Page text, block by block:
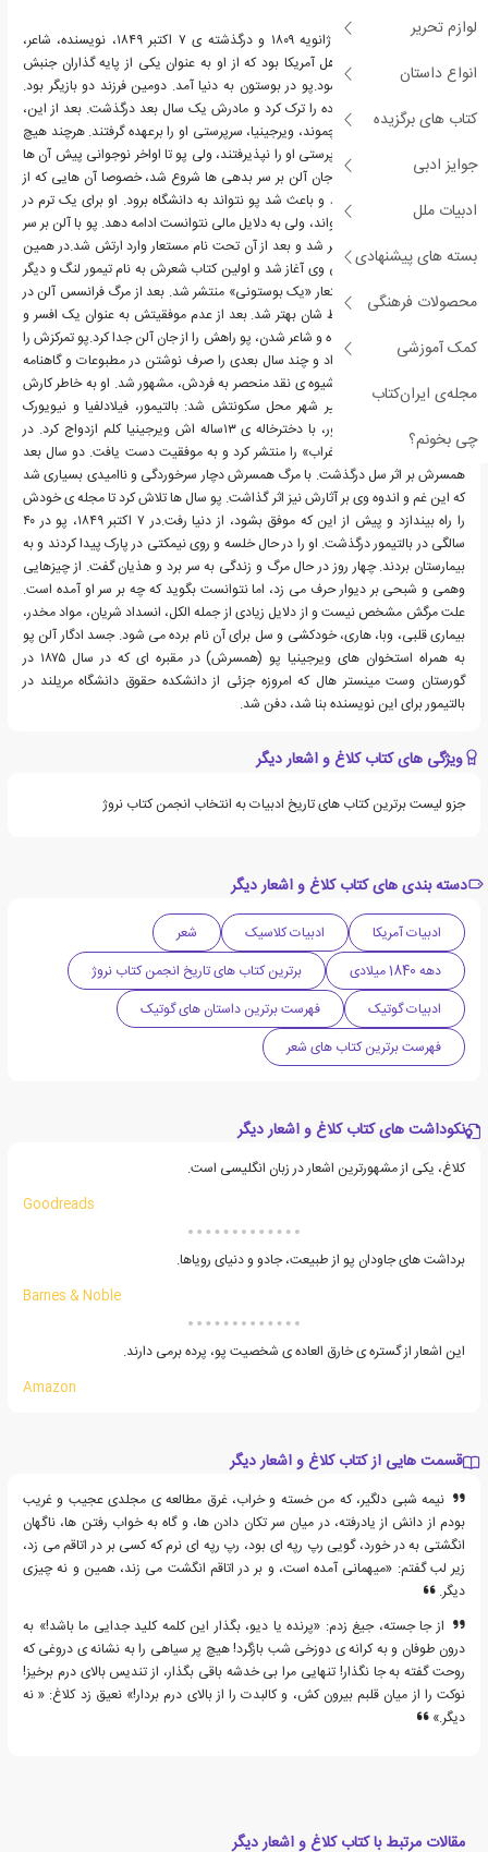
لوازم تحریر
انواع داستان
کتاب های برگزیده
جوایز ادبی
ادبیات ملل
بسته های پیشنهادی
محصولات فرهنگی
کمک آموزشی
مجله‌ی ایران‌کتاب
چی بخونم؟
ادگار آلن پو، زاده ی ۱۹ ژانویه ۱۸۰۹ و درگذشته ی ۷ اکتبر ۱۸۴۹، نویسنده، شاعر،
ویراستار و منتقد ادبی اهل آمریکا بود که از او به عنوان یکی از پایه گذاران جنبش
رمانتیک آمریکا یاد می شود.پو در بوستون به دنیا آمد. دومین فرزند دو بازیگر بود.
پدرش در سال ۱۸۱۰ خانواده را ترک کرد و مادرش یک سال بعد درگذشت. بعد از این،
جان و فرانسس آلن از ریچموند، ویرجینیا، سرپرستی او را برعهده گرفتند. هرچند هیچ
وقت به صورت رسمی سرپرستی او را نپذیرفتند، ولی پو تا اواخر نوجوانی پیش آن ها
بود. تنش ها بین ادگار و جان آلن بر سر بدهی ها شروع شد، خصوصا آن هایی که از
طریق قمار ایجاد شده بود و باعث شد پو نتواند به دانشگاه برود. او برای یک ترم در
دانشگاه ویرجینیا درس خواند، ولی به دلایل مالی نتوانست ادامه دهد. پو با آلن بر سر
مخارج تحصیلی اش درگیر شد و بعد از آن تحت نام مستعار وارد ارتش شد.در همین
زمان بود که کار نویسندگی وی آغاز شد و اولین کتاب شعرش به نام تیمور لنگ و دیگر
اشعار (۱۸۲۷) و با نام مستعار «یک بوستونی» منتشر شد. بعد از مرگ فرانسس آلن در
۱۸۲۹، پو و جان آلن روابط شان بهتر شد. بعد از عدم موفقیتش به عنوان یک افسر و
خواستش مبنی بر نویسنده و شاعر شدن، پو راهش را از جان آلن جدا کرد.پو تمرکزش را
از شعر به روی نثر تغییر داد و چند سال بعدی را صرف نوشتن در مطبوعات و گاهنامه
های ادبی کرد و به خاطر شیوه ی نقد منحصر به فردش، مشهور شد. او به خاطر کارش
چندین بار مجبور به تغییر شهر محل سکونتش شد: بالتیمور، فیلادلفیا و نیویورک
سیتی.در ۱۸۳۵ در بالتیمور، با دخترخاله ی ۱۳ساله اش ویرجینیا کلم ازدواج کرد. در
ژانویه ی ۱۸۴۵ پو شعر «غراب» را منتشر کرد و به موفقیت دست یافت. دو سال بعد
همسرش بر اثر سل درگذشت. با مرگ همسرش دچار سرخوردگی و ناامیدی بسیاری شد
که این غم و اندوه وی بر آثارش نیز اثر گذاشت. پو سال ها تلاش کرد تا مجله ی خودش
را راه بیندازد و پیش از این که موفق بشود، از دنیا رفت.در ۷ اکتبر ۱۸۴۹، پو در ۴۰
سالگی در بالتیمور درگذشت. او را در حال خلسه و روی نیمکتی در پارک پیدا کردند و به
بیمارستان بردند. چهار روز در حال مرگ و زندگی به سر برد و هذیان گفت. از چیزهایی
وهمی و شبحی بر دیوار حرف می زد، اما نتوانست بگوید که چه بر سر او آمده است.
علت مرگش مشخص نیست و از دلایل زیادی از جمله الکل، انسداد شریان، مواد مخدر،
بیماری قلبی، وبا، هاری، خودکشی و سل برای آن نام برده می شود. جسد ادگار آلن پو
به همراه استخوان های ویرجینیا پو (همسرش) در مقبره ای که در سال ۱۸۷۵ در
گورستان وست مینستر هال که امروزه جزئی از دانشکده حقوق دانشگاه مریلند در
بالتیمور برای این نویسنده بنا شد، دفن شد.
ویژگی های کتاب کلاغ و اشعار دیگر
جزو لیست برترین کتاب های تاریخ ادبیات به انتخاب انجمن کتاب نروژ
دسته بندی های کتاب کلاغ و اشعار دیگر
ادبیات آمریکا ادبیات کلاسیک
شعر
دهه 1840 میلادی
برترین کتاب های تاریخ انجمن کتاب نروژ
ادبیات گوتیک
فهرست برترین داستان های گوتیک
فهرست برترین کتاب های شعر
نکوداشت های کتاب کلاغ و اشعار دیگر
کلاغ، یکی از مشهورترین اشعار در زبان انگلیسی است.
Goodreads
برداشت های جاودان پو از طبیعت، جادو و دنیای رویاها.
Barnes & Noble
این اشعار از گستره ی خارق العاده ی شخصیت پو، پرده برمی دارند.
Amazon
قسمت هایی از کتاب کلاغ و اشعار دیگر
نیمه شبی دلگیر، که من خسته و خراب، غرق مطالعه ی مجلدی عجیب و غریب
بودم از دانش از یادرفته، در میان سر تکان دادن ها، و گاه به خواب رفتن ها، ناگهان
انگشتی به در خورد، گویی رپ رپه ای بود، رپ رپه ای نرم که کسی بر در اتاقم می زد،
زیر لب گفتم: «میهمانی آمده است، و بر در اتاقم انگشت می زند، همین و نه چیزی
دیگر.
از جا جسته، جیغ زدم: «پرنده یا دیو، بگذار این کلمه کلید جدایی ما باشد!» به
درون طوفان و به کرانه ی دوزخی شب بازگرد! هیچ پر سیاهی را به نشانه ی دروغی که
روحت گفته به جا نگذار! تنهایی مرا بی خدشه باقی بگذار، از تندیس بالای درم برخیز!
نوکت را از میان قلبم بیرون کش، و کالبدت را از بالای درم بردار!» نعیق زد کلاغ: « نه
دیگر.»
مقالات مرتبط با کتاب کلاغ و اشعار دیگر